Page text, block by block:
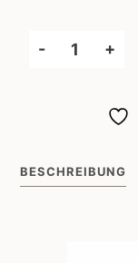
-
Little
Wandfarbe
257
+
BESCHREIBUNG